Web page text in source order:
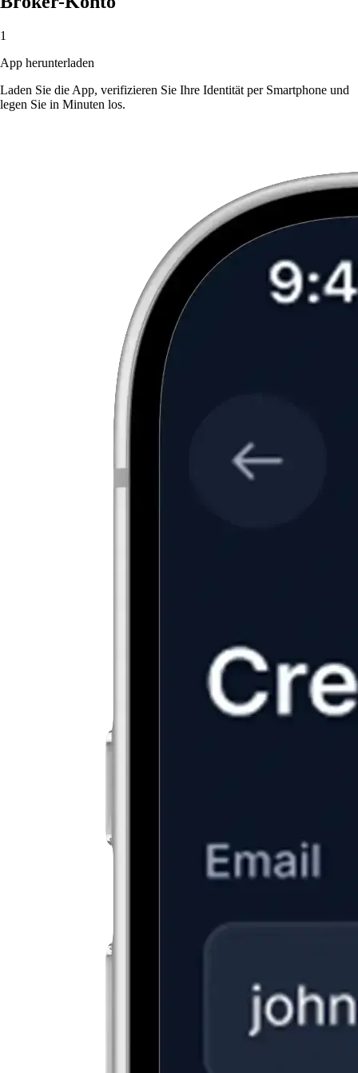
1
App herunterladen
Laden Sie die App, verifizieren Sie Ihre Identität per Smartphone und
legen Sie in Minuten los.